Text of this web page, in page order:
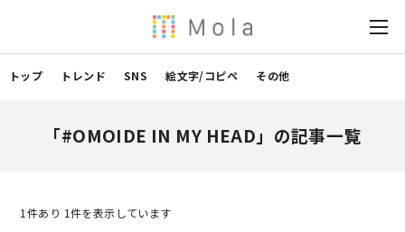
トップ トレンド SNS 絵文字/コピペ その他
「#OMOIDE IN MY HEAD」の記事一覧
1 件あり 1件を表示しています